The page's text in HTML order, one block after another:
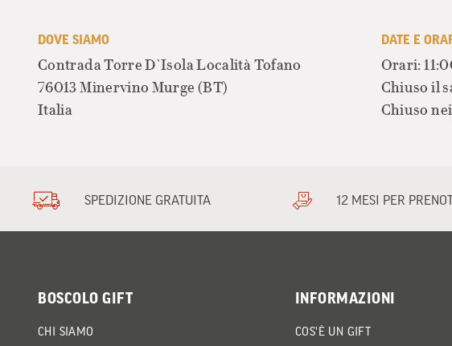
DOVE SIAMO
Contrada Torre D`Isola Località Tofano
76013 Minervino Murge (BT)
Italia
DATE E
Orari:
Chiuso il
Chiuso
SPEDIZIONE GRATUITA 12 MESI PER
BOSCOLO GIFT
CHI SIAMO
INFORMAZIONI
COS'È UN GIFT